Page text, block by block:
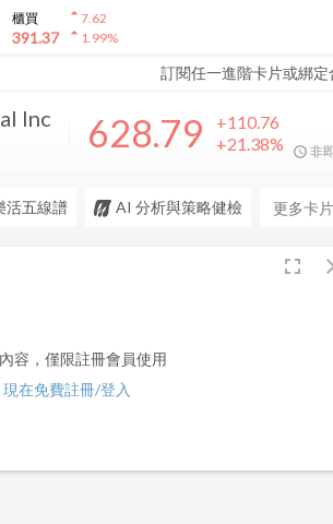
櫃買
391.37
arrow_drop_up7.62
arrow_drop_up1.99%
訂閱任一進階卡片或綁
Inc 628.79
+110.76
+21.38%
非
活五線譜 AI 分析與策略健檢
fullscreen
容，僅限註冊會員使用
現在免費註冊/登入